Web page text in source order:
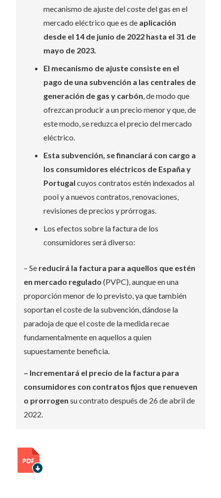
mecanismo de ajuste del coste del gas en el
mercado eléctrico que es de aplicación
desde el 14 de junio de 2022 hasta el 31 de
mayo de 2023.
El mecanismo de ajuste consiste en el
pago de una subvención a las centrales de
generación de gas y carbón, de modo que
ofrezcan producir a un precio menor y que, de
este modo, se reduzca el precio del mercado
eléctrico.
Esta subvención, se financiará con cargo a
los consumidores eléctricos de España y
Portugal cuyos contratos estén indexados al
pool y a nuevos contratos, renovaciones,
revisiones de precios y prórrogas.
Los efectos sobre la factura de los
consumidores será diverso:
– Se reducirá la factura para aquellos que estén
en mercado regulado (PVPC), aunque en una
proporción menor de lo previsto, ya que también
soportan el coste de la subvención, dándose la
paradoja de que el coste de la medida recae
fundamentalmente en aquellos a quien
supuestamente beneficia.
– Incrementará el precio de la factura para
consumidores con contratos fijos que renueven
o prorrogen su contrato después de 26 de abril de
2022.